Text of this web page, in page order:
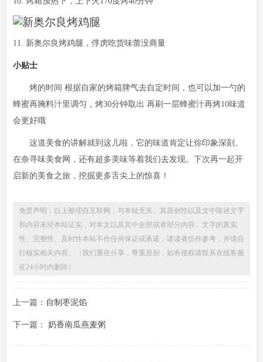
11. 新奥尔良烤鸡腿，俘虏吃货味蕾没商量
小贴士
烤的时间 根据自家的烤箱脾气去自定时间，也可以加一勺的
蜂蜜再腌料汁里调匀，烤30分钟取出 再刷一层蜂蜜汁再烤10味道
会更好哦
这道美食的讲解就到这儿啦，它的味道肯定让你印象深刻。
在奈寻味美食网，还有超多美味等着我们去发现。下次再一起开
启新的美食之旅，挖掘更多舌尖上的惊喜！
免责声明：以上整理自互联网，与本站无关。其原创性以及文中陈述文字
和内容未经本站证实，对本文以及其中全部或者部分内容、文字的真实
性、完整性、及时性本站不作任何保证或承诺，请读者仅作参考，并请自
行核实相关内容。（我们重在分享，尊重原创，如有侵权请联系在线客服
在24小时内删除）
上一篇： 自制枣泥馅
下一篇： 奶香南瓜燕麦粥